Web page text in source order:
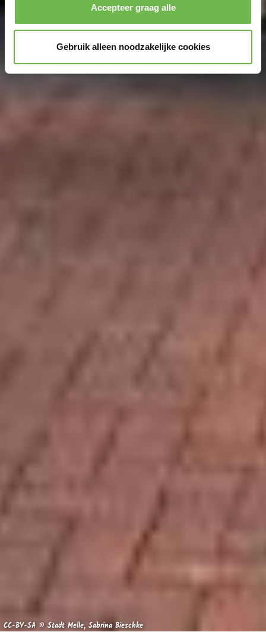
Accepteer graag alle
Gebruik alleen noodzakelijke cookies
CC-BY-SA © Stadt Melle, Sabrina Bieschke